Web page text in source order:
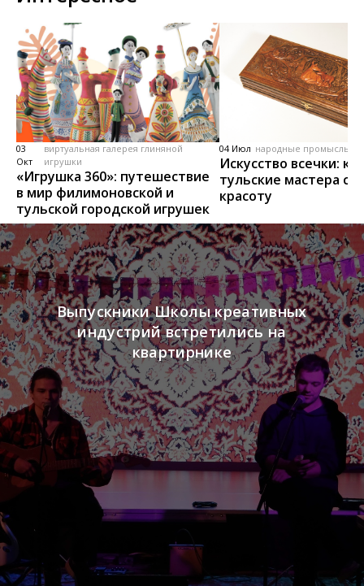
03
Окт
виртуальная галерея глиняной
игрушки
«Игрушка 360»: путешествие
в мир филимоновской и
тульской городской игрушек
04 Июл народные промыслы,
Искусство всечки: как
тульские мастера
красоту
Выпускники Школы креативных
индустрий встретились на
квартирнике